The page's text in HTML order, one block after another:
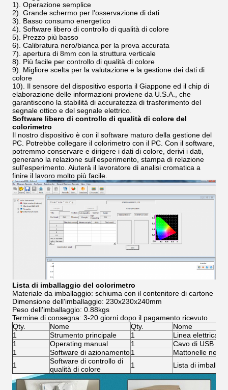
1). Operazione semplice
2). Grande schermo per l'osservazione di dati
3). Basso consumo energetico
4). Software libero di controllo di qualità di colore
5). Prezzo più basso
6). Calibratura nero/bianca per la prova accurata
7). apertura di 8mm con la struttura verticale
8). Più facile per controllo di qualità di colore
9). Migliore scelta per la valutazione e la gestione dei dati di
colore
10). Il sensore del dispositivo esporta il Giappone ed il chip di
elaborazione delle informazioni proviene da U.S.A., che
garantiscono la stabilità di accuratezza di trasferimento del
segnale ottico e del segnale elettrico.
Software libero di controllo di qualità di colore del
colorimetro
Il nostro dispositivo è con il software maturo della gestione del
PC. Potrebbe collegare il colorimetro con il PC. Con il software,
potremmo conservare e dirigere i dati di colore, derivi i dati,
generano la relazione sull'esperimento, stampa di relazione
sull'esperimento. Aiuterà il lavoratore di analisi cromatica a
finire il lavoro molto più facile.
Lista di imballaggio del colorimetro
Materiale da imballaggio: schiuma con il contenitore di cartone
Dimensione dell'imballaggio: 230x230x240mm
Peso dell'imballaggio: 0.88kgs
Termine di consegna: 3-20 giorni dopo il pagamento ricevuto
Qty.
Nome Qty.
Nome
1
Strumento principale 1
Linea elettrica
1
Operating manual 1
Cavo di USB
1
Software di azionamento1
Mattonelle
1
Software di controllo di
qualità di colore
1 Lista di